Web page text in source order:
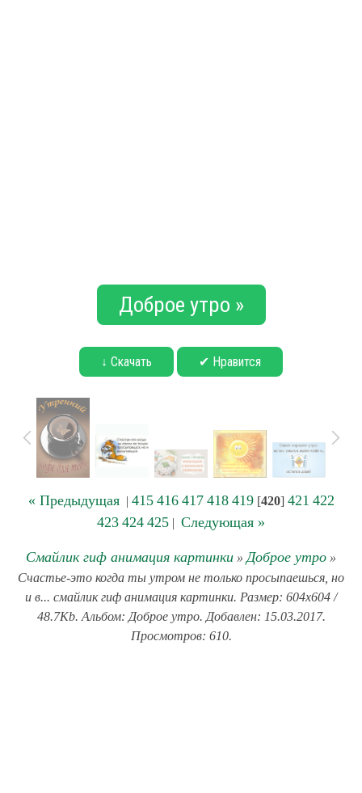
Доброе утро »
↓ Скачать ✔ Нравится
« Предыдущая| 415 416 417 418 419[420] 421 422
423 424 425 | Следующая »
Смайлик гиф анимация картинки » Доброе утро »
Счастье-это когда ты утром не только просыпаешься, но
и в... смайлик гиф анимация картинки. Размер: 604x604 /
48.7Kb. Альбом: Доброе утро. Добавлен: 15.03.2017.
Просмотров: 610.